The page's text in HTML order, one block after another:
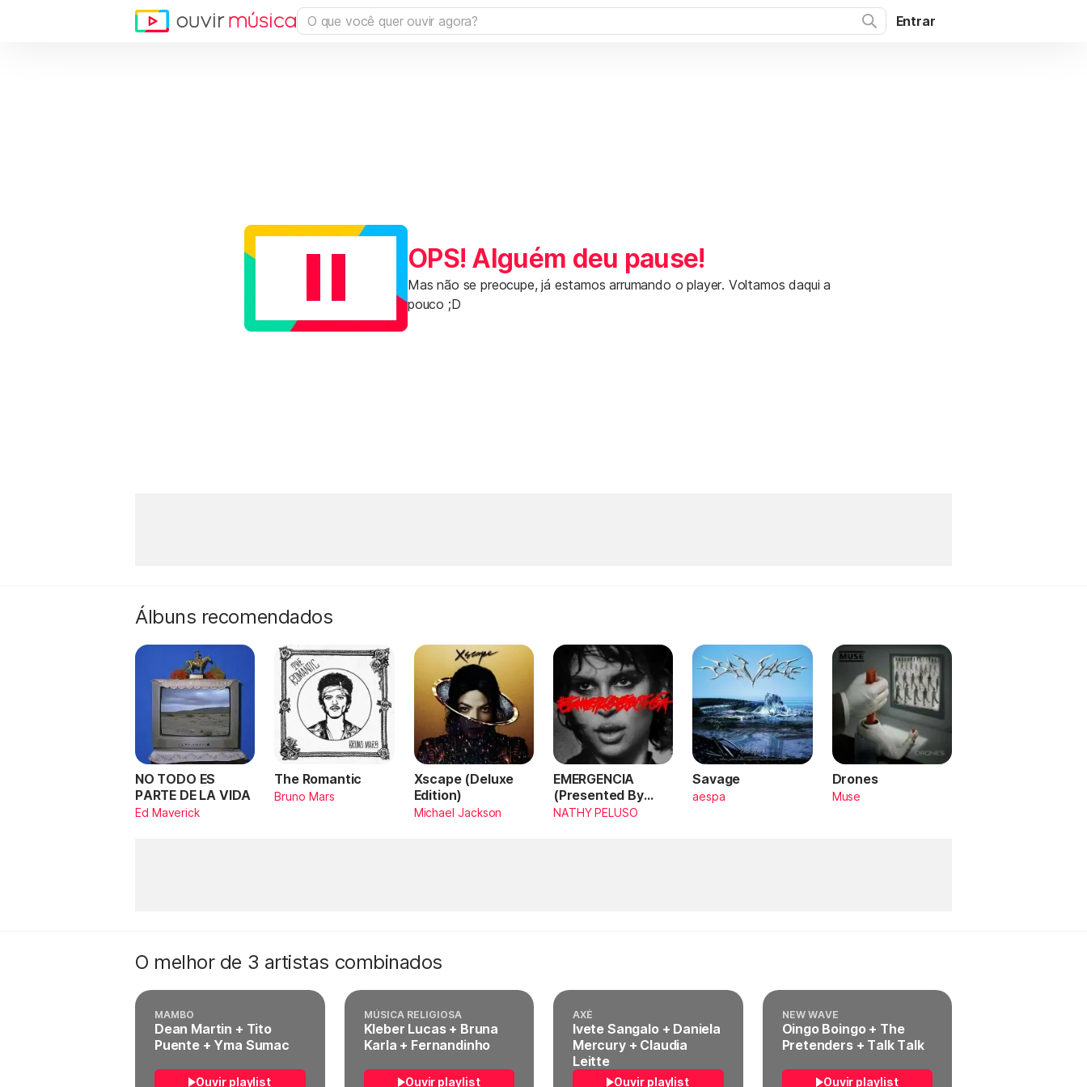
Entrar
OPS! Alguém deu pause!
Mas não se preocupe, já estamos arrumando o player. Voltamos daqui a
pouco ;D
Álbuns recomendados
NO TODO ES
PARTE DE LA VIDA
Ed Maverick
The Romantic
Bruno Mars
Xscape (Deluxe
Edition)
Michael Jackson
EMERGENCIA
(Presented By
PlayStation,
NATHY PELUSO
Savage
aespa
Drones
Muse
O melhor de 3 artistas combinados
MAMBO
Dean Martin + Tito
Puente + Yma Sumac
Ouvir playlist
MÚSICA RELIGIOSA
Kleber Lucas + Bruna
Karla + Fernandinho
Ouvir playlist
AXÉ
Ivete Sangalo + Daniela
Mercury + Claudia
Leitte
Ouvir playlist
NEW WAVE
Oingo Boingo + The
Pretenders + Talk Talk
Ouvir playlist